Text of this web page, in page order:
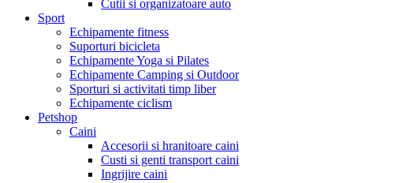
Cutii si organizatoare auto
Sport
Echipamente fitness
Suporturi bicicleta
Echipamente Yoga si Pilates
Echipamente Camping si Outdoor
Sporturi si activitati timp liber
Echipamente ciclism
Petshop
Caini
Accesorii si hranitoare caini
Custi si genti transport caini
Ingrijire caini